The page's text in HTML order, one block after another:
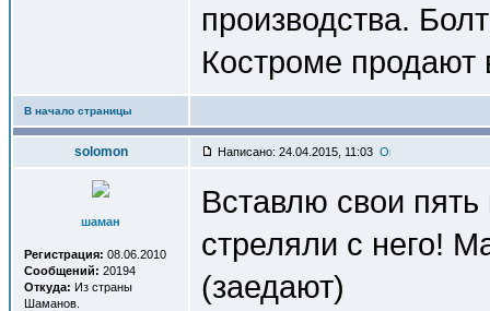
производства.
Костроме продают
В начало страницы
solomon Написано: 24.04.2015, 11:03
шаман
Регистрация: 08.06.2010
Сообщений: 20194
Откуда: Из страны
Шаманов.
Вставлю свои
стреляли с него!
(заедают)